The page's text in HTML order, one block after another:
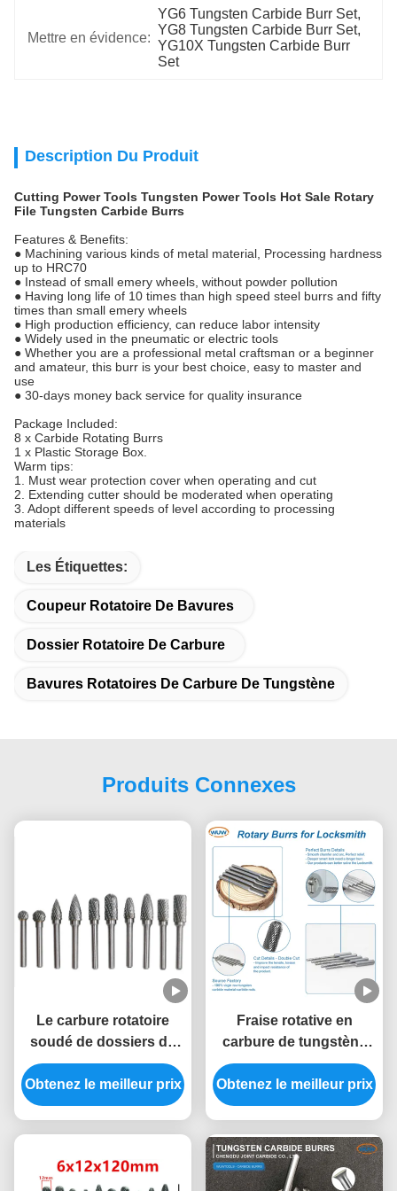
Mettre en évidence:
YG6 Tungsten Carbide Burr Set,
YG8 Tungsten Carbide Burr Set,
YG10X Tungsten Carbide Burr
Set
Description Du Produit
Cutting Power Tools Tungsten Power Tools Hot Sale Rotary
File Tungsten Carbide Burrs
Features & Benefits:
● Machining various kinds of metal material, Processing hardness
up to HRC70
● Instead of small emery wheels, without powder pollution
● Having long life of 10 times than high speed steel burrs and fifty
times than small emery wheels
● High production efficiency, can reduce labor intensity
● Widely used in the pneumatic or electric tools
● Whether you are a professional metal craftsman or a beginner
and amateur, this burr is your best choice, easy to master and
use
● 30-days money back service for quality insurance
Package Included:
8 x Carbide Rotating Burrs
1 x Plastic Storage Box.
Warm tips:
1. Must wear protection cover when operating and cut
2. Extending cutter should be moderated when operating
3. Adopt different speeds of level according to processing
materials
Les Étiquettes:
Coupeur Rotatoire De Bavures
Dossier Rotatoire De Carbure
Bavures Rotatoires De Carbure De Tungstène
Produits Connexes
Le carbure rotatoire
soudé de dossiers de
double coupe ébarbe
50000RPM réglé
Obtenez le meilleur prix
Fraise rotative en
carbure de tungstène
de 150 mm de long pour
le traitement de trous de
serrure profonds avec
en carbure extra
longues
Obtenez le meilleur prix